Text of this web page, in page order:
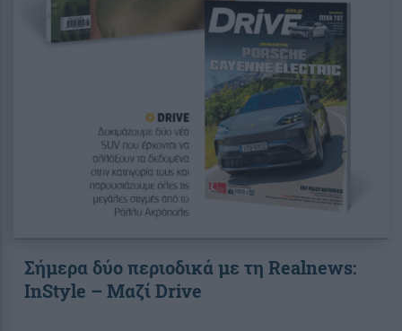
Σήμερα δύο περιοδικά με τη Realnews:
InStyle – Μαζί Drive